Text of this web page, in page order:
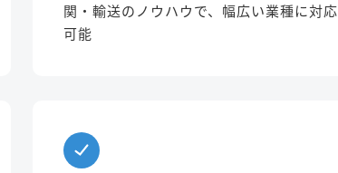
関・輸送のノウハウで、幅広い業種に対応
可能